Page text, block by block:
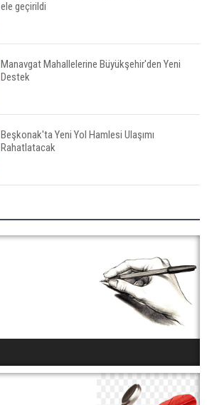
ele geçirildi
Manavgat Mahallelerine Büyükşehir'den Yeni
Destek
Beşkonak'ta Yeni Yol Hamlesi Ulaşımı
Rahatlatacak
Yaraladı
Gazipaşa’da gürültü terörü: 305 bin liralık ceza